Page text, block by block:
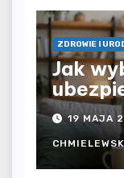
ZDROWIE I
Jak
19 MAJA